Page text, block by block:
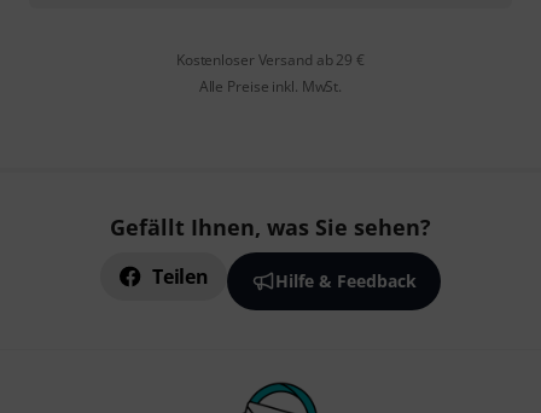
Kostenloser Versand ab 29 €
Alle Preise inkl. MwSt.
Gefällt Ihnen, was Sie sehen?
Teilen Hilfe & Feedback